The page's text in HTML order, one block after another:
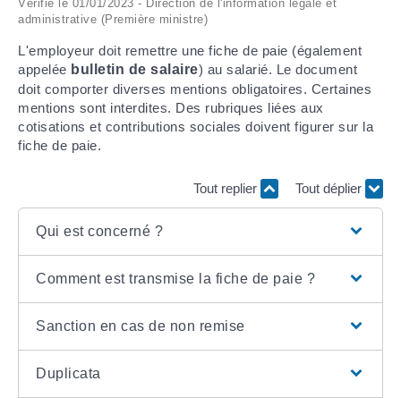
Vérifié le 01/01/2023 - Direction de l'information légale et
administrative (Première ministre)
L'employeur doit remettre une fiche de paie (également
appelée bulletin de salaire) au salarié. Le document
doit comporter diverses mentions obligatoires. Certaines
mentions sont interdites. Des rubriques liées aux
cotisations et contributions sociales doivent figurer sur la
fiche de paie.
Tout replier Tout déplier
Qui est concerné ?
Comment est transmise la fiche de paie ?
Sanction en cas de non remise
Duplicata
DÉLIBÉRATIONS